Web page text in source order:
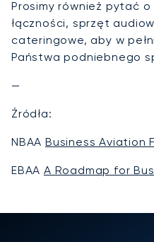
Prosimy również pytać
łączności, sprzęt
cateringowe, aby w
Państwa podniebnego
—
Źródła:
NBAA Business Aviation
EBAA A Roadmap for